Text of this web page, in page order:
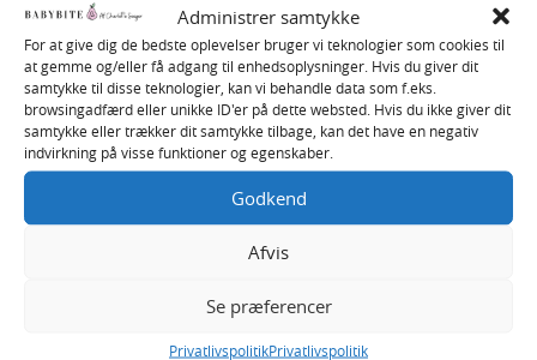
Administrer samtykke
For at give dig de bedste oplevelser bruger vi teknologier som cookies til
at gemme og/eller få adgang til enhedsoplysninger. Hvis du giver dit
samtykke til disse teknologier, kan vi behandle data som f.eks.
browsingadfærd eller unikke ID'er på dette websted. Hvis du ikke giver dit
samtykke eller trækker dit samtykke tilbage, kan det have en negativ
indvirkning på visse funktioner og egenskaber.
Godkend
Afvis
Se præferencer
PrivatlivspolitikPrivatlivspolitik
Lav små kokostoppe og stil dem på
køl i nogle timer.
Lav et vandbad og smelt chokoladen
deri. Dyp kokostoppene så de bliver
helt dækket af den flydende
Stil dem på køl i nogle timer og så er